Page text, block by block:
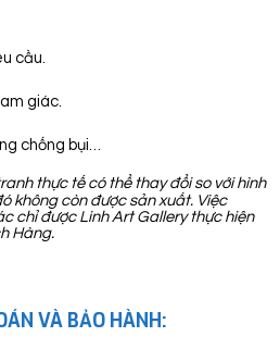
cầu.
giác.
chống bụi…
thực tế có thể thay đổi so với hình
không còn được sản xuất. Việc
chỉ được Linh Art Gallery thực hiện
Hàng.
VÀ BẢO HÀNH: